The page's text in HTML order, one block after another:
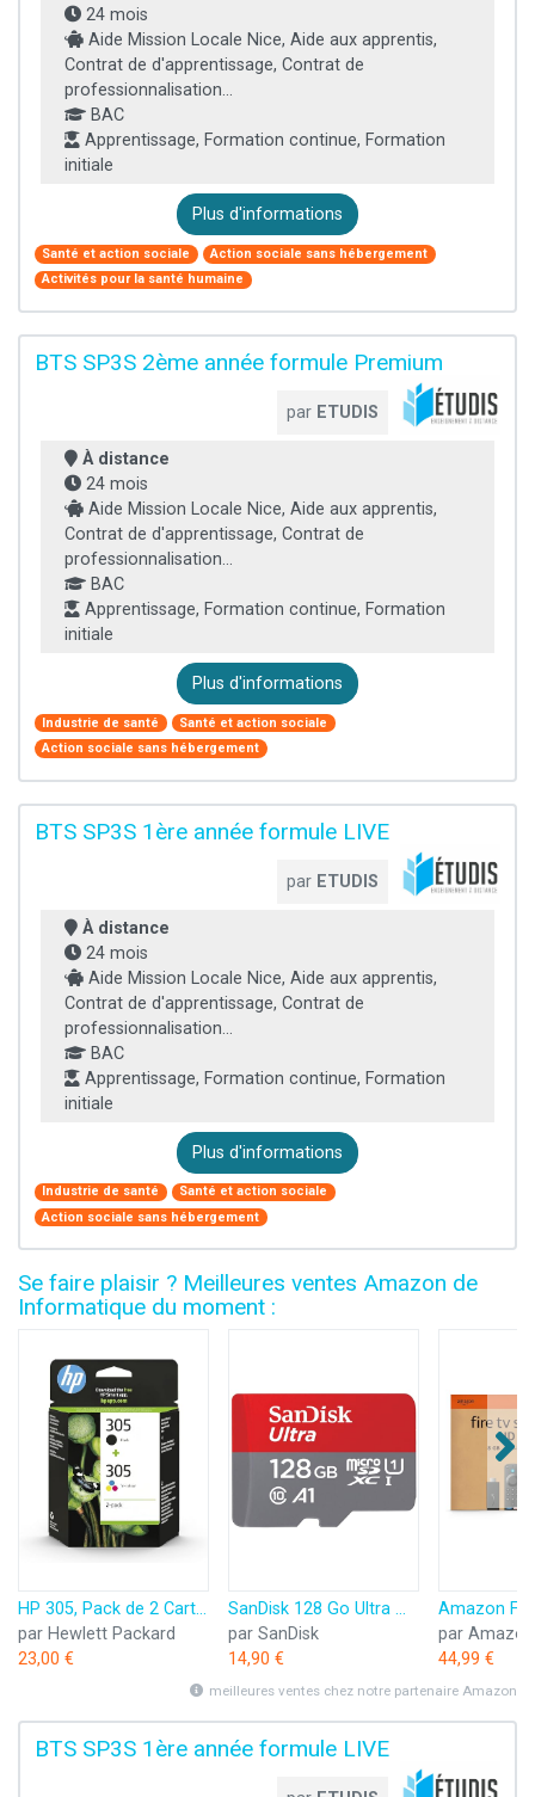
24 mois
Aide Mission Locale Nice, Aide aux apprentis,
Contrat de d'apprentissage, Contrat de
professionnalisation...
BAC
Apprentissage, Formation continue, Formation
initiale
Plus d'informations
Santé et action sociale
Action sociale sans hébergement
Activités pour la santé humaine
BTS SP3S 2ème année formule Premium
par ETUDIS
À distance
24 mois
Aide Mission Locale Nice, Aide aux apprentis,
Contrat de d'apprentissage, Contrat de
professionnalisation...
BAC
Apprentissage, Formation continue, Formation
initiale
Plus d'informations
Industrie de santé
Santé et action sociale
Action sociale sans hébergement
BTS SP3S 1ère année formule LIVE
par ETUDIS
À distance
24 mois
Aide Mission Locale Nice, Aide aux apprentis,
Contrat de d'apprentissage, Contrat de
professionnalisation...
BAC
Apprentissage, Formation continue, Formation
initiale
Plus d'informations
Industrie de santé
Santé et action sociale
Action sociale sans hébergement
Se faire plaisir ? Meilleures ventes Amazon de
Informatique du moment :
HP 305, Pack de 2 Cartouches d’Encre Originales, 6ZD17AE, Noir, Cyan, Jaune, Magenta
par Hewlett Packard
23,00 €
SanDisk 128 Go Ultra microSDXC, Carte micro sd + adaptateur SD (Pour Smartphone et Tablette, Video Full HDD, jusqu'à 140 Mo/s, UHS-I, La performance A1, Class 10, U1)
par SanDisk
14,90 €
par Amazon
44,99 €
meilleures ventes chez notre partenaire Amazon
BTS SP3S 1ère année formule LIVE